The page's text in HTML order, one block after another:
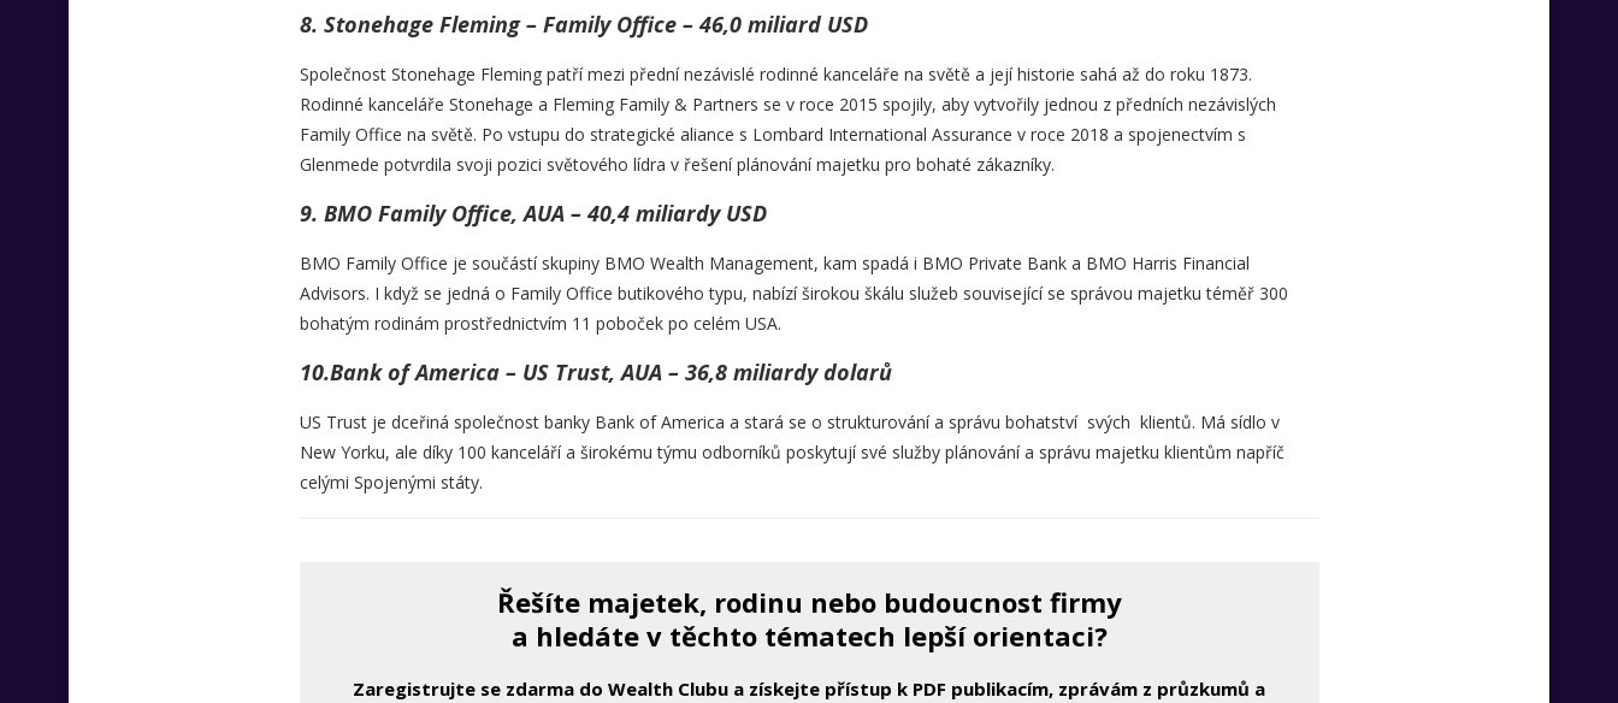
8. Stonehage Fleming – Family Office – 46,0 miliard USD
Společnost Stonehage Fleming patří mezi přední nezávislé rodinné kanceláře na světě a její historie sahá až do roku 1873.
Rodinné kanceláře Stonehage a Fleming Family & Partners se v roce 2015 spojily, aby vytvořily jednou z předních nezávislých
Family Office na světě. Po vstupu do strategické aliance s Lombard International Assurance v roce 2018 a spojenectvím s
Glenmede potvrdila svoji pozici světového lídra v řešení plánování majetku pro bohaté zákazníky.
9. BMO Family Office, AUA – 40,4 miliardy USD
BMO Family Office je součástí skupiny BMO Wealth Management, kam spadá i BMO Private Bank a BMO Harris Financial
Advisors. I když se jedná o Family Office butikového typu, nabízí širokou škálu služeb související se správou majetku téměř 300
bohatým rodinám prostřednictvím 11 poboček po celém USA.
10.Bank of America – US Trust, AUA – 36,8 miliardy dolarů
US Trust je dceřiná společnost banky Bank of America a stará se o strukturování a správu bohatství svých klientů. Má sídlo v
New Yorku, ale díky 100 kanceláří a širokému týmu odborníků poskytují své služby plánování a správu majetku klientům napříč
celými Spojenými státy.
Řešíte majetek, rodinu nebo budoucnost firmy
a hledáte v těchto tématech lepší orientaci?
Zaregistrujte se zdarma do Wealth Clubu a získejte přístup k PDF publikacím, zprávám z průzkumů a